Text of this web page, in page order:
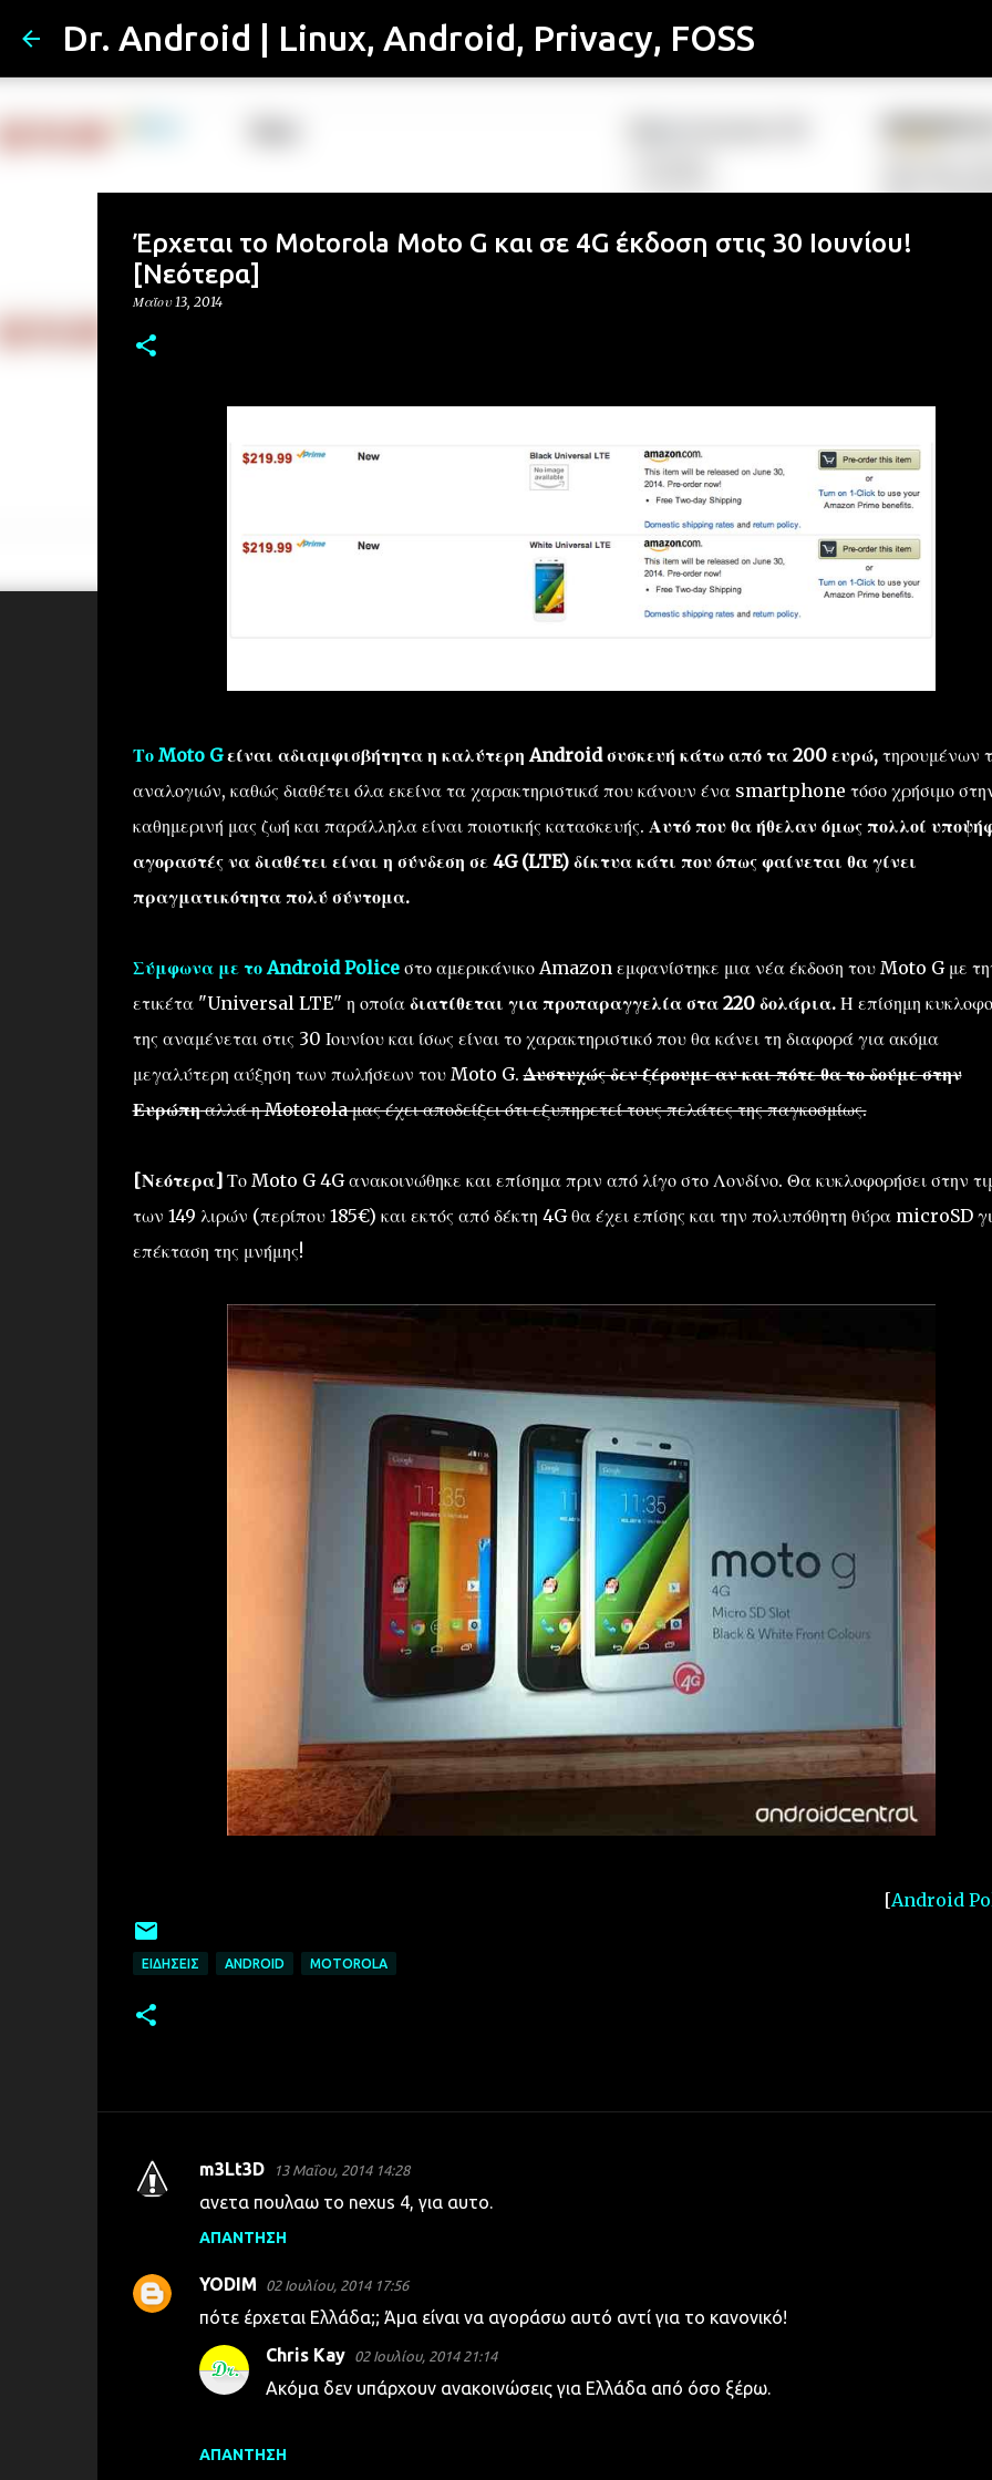
Μετάβαση στο κύριο περιεχόμενο
Dr. Android | Linux, Android, Privacy, FOSS
Έρχεται το Motorola Moto G και σε 4G έκδοση στις 30 Ιουνίου!
[Νεότερα]
Μαΐου 13, 2014
Το Moto Gείναι αδιαμφισβήτητα η καλύτερη Android συσκευή κάτω από τα 200 ευρώ,τηρουμένων
αναλογιών, καθώς διαθέτει όλα εκείνα τα χαρακτηριστικά που κάνουν ένα smartphone τόσο χρήσιμο
καθημερινή μας ζωή και παράλληλα είναι ποιοτικής κατασκευής. Αυτό που θα ήθελαν όμως πολλοί
αγοραστές να διαθέτει είναι η σύνδεση σε 4G (LTE) δίκτυα κάτι που όπως φαίνεται θα γίνει
πραγματικότητα πολύ σύντομα.
Σύμφωνα με το Android Policeστο αμερικάνικο Amazon εμφανίστηκε μια νέα έκδοση του Moto G με
ετικέτα "Universal LTE" η οποία διατίθεται για προπαραγγελία στα 220 δολάρια.Η επίσημη
της αναμένεται στις 30 Ιουνίου και ίσως είναι το χαρακτηριστικό που θα κάνει τη διαφορά για ακόμα
μεγαλύτερη αύξηση των πωλήσεων του Moto G.Δυστυχώς δεν ξέρουμε αν και πότε θα το δούμε στην
Ευρώπηαλλά η Motorola μας έχει αποδείξει ότι εξυπηρετεί τους πελάτες της παγκοσμίως.
[Νεότερα]Το Moto G 4G ανακοινώθηκε και επίσημα πριν από λίγο στο Λονδίνο. Θα κυκλοφορήσει στην
των 149 λιρών (περίπου 185€) και εκτός από δέκτη 4G θα έχει επίσης και την πολυπόθητη θύρα microSD
επέκταση της μνήμης!
[Android
ΕΙΔΉΣΕΙΣ ANDROID MOTOROLA
Σ
λ
ι
m3Lt3D 13 Μαΐου, 2014 14:28
ανετα πουλαω το nexus 4, για αυτο.
ΑΠΆΝΤΗΣΗ
YODIM 02 Ιουλίου, 2014 17:56
πότε έρχεται Ελλάδα;; Άμα είναι να αγοράσω αυτό αντί για το κανονικό!
ΑΠΆΝΤΗΣΗ
Chris Kay 02 Ιουλίου, 2014 21:14
Ακόμα δεν υπάρχουν ανακοινώσεις για Ελλάδα από όσο ξέρω.